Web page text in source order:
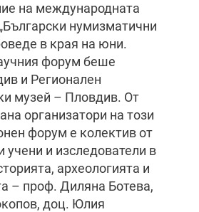
на международната
нумизматични
в края на юни.
форум беше
и Регионален
музей – Пловдив. От
организатори на този
форум е колектив от
учени и изследователи в
археологията и
– проф. Диляна Ботева,
доц. Юлия